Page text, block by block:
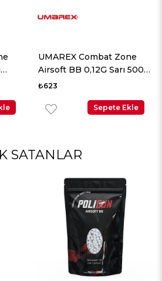
UMAREX Combat Zone
Airsoft BB 0,12G Sarı 5000
Adet
₺623
Sepete Ekle
SATANLAR